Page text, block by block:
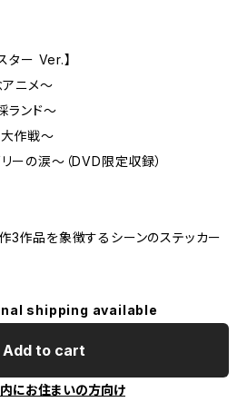
ター Ver.】
ニメ～
ランド～
作戦～
ーの涙～（DVD限定収録）
3作品を象徴するシーンのステッカー
shipping available
Add to cart
にお住まいの方向け